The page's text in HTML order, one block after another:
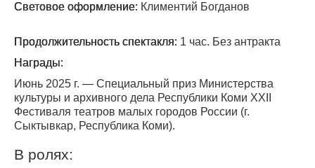
Световое оформление: Климентий Богданов
Продолжительность спектакля: 1 час. Без антракта
Награды:
Июнь 2025 г. — Специальный приз Министерства
культуры и архивного дела Республики Коми XXII
Фестиваля театров малых городов России (г.
Сыктывкар, Республика Коми).
В ролях: